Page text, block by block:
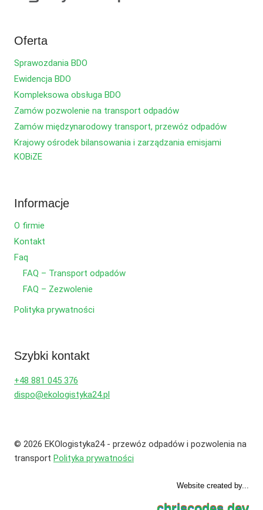
Oferta
Sprawozdania BDO
Ewidencja BDO
Kompleksowa obsługa BDO
Zamów pozwolenie na transport odpadów
Zamów międzynarodowy transport, przewóz odpadów
Krajowy ośrodek bilansowania i zarządzania emisjami
KOBiZE
Informacje
O firmie
Kontakt
Faq
FAQ – Transport odpadów
FAQ – Zezwolenie
Polityka prywatności
Szybki kontakt
+48 881 045 376
dispo@ekologistyka24.pl
© 2026 EKOlogistyka24 - przewóz odpadów i pozwolenia na
transport Polityka prywatności
Website created by...